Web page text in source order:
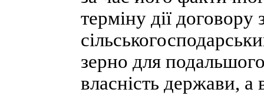
терміну дії договору
зерно для
власність держави, а